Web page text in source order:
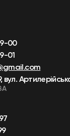
00
01